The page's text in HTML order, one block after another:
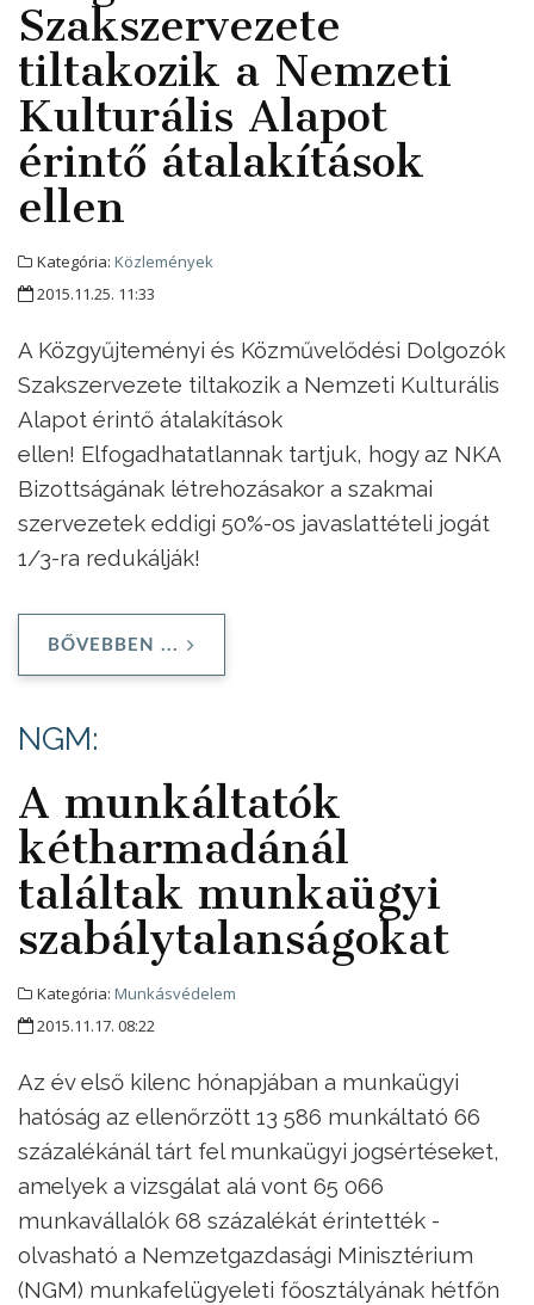
Szakszervezete
tiltakozik a Nemzeti
Kulturális Alapot
érintő átalakítások
ellen
Kategória: Közlemények
2015.11.25. 11:33
A Közgyűjteményi és Közművelődési Dolgozók
Szakszervezete tiltakozik a Nemzeti Kulturális
Alapot érintő átalakítások
ellen! Elfogadhatatlannak tartjuk, hogy az NKA
Bizottságának létrehozásakor a szakmai
szervezetek eddigi 50%-os javaslattételi jogát
1/3-ra redukálják!
BŐVEBBEN ...
NGM:
A munkáltatók
kétharmadánál
találtak munkaügyi
szabálytalanságokat
Kategória: Munkásvédelem
2015.11.17. 08:22
Az év első kilenc hónapjában a munkaügyi
hatóság az ellenőrzött 13 586 munkáltató 66
százalékánál tárt fel munkaügyi jogsértéseket,
amelyek a vizsgálat alá vont 65 066
munkavállalók 68 százalékát érintették -
olvasható a Nemzetgazdasági Minisztérium
(NGM) munkafelügyeleti főosztályának hétfőn